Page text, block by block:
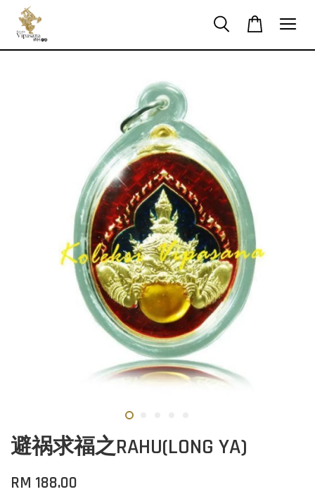
避祸求福之RAHU(LONG YA)
RM 188.00